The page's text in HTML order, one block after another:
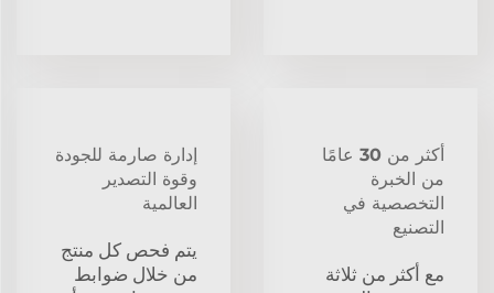
أكثر من 30 عامًا
من الخبرة
التخصصية في
التصنيع
مع أكثر من ثلاثة
إدارة صارمة للجودة
وقوة التصدير
العالمية
يتم فحص كل منتج
من خلال ضوابط